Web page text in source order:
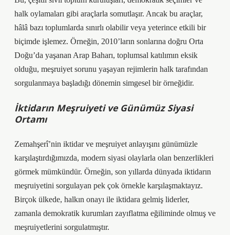
halk oylamaları gibi araçlarla somutlaşır. Ancak bu araçlar,
hâlâ bazı toplumlarda sınırlı olabilir veya yeterince etkili bir
biçimde işlemez. Örneğin, 2010’ların sonlarına doğru Orta
Doğu’da yaşanan Arap Baharı, toplumsal katılımın eksik
olduğu, meşruiyet sorunu yaşayan rejimlerin halk tarafından
sorgulanmaya başladığı dönemin simgesel bir örneğidir.
İktidarın Meşruiyeti ve Günümüz Siyasi
Ortamı
Zemahşerî’nin iktidar ve meşruiyet anlayışını günümüzle
karşılaştırdığımızda, modern siyasi olaylarla olan benzerlikleri
görmek mümkündür. Örneğin, son yıllarda dünyada iktidarın
meşruiyetini sorgulayan pek çok örnekle karşılaşmaktayız.
Birçok ülkede, halkın onayı ile iktidara gelmiş liderler,
zamanla demokratik kurumları zayıflatma eğiliminde olmuş ve
meşruiyetlerini sorgulatmıştır.